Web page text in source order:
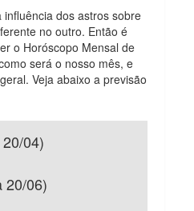
dos astros sobre
no outro. Então é
o Horóscopo Mensal de
será o nosso mês, e
Veja abaixo a previsão
04)
20/06)